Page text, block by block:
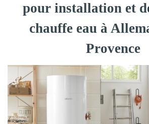
pour installation et
chauffe eau à
Provence